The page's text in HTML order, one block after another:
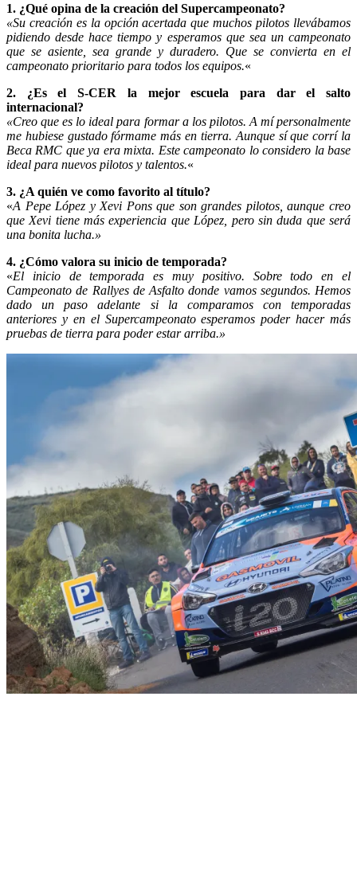
1. ¿Qué opina de la creación del Supercampeonato?
«Su creación es la opción acertada que muchos pilotos llevábamos
pidiendo desde hace tiempo y esperamos que sea un campeonato
que se asiente, sea grande y duradero. Que se convierta en el
campeonato prioritario para todos los equipos.«
2. ¿Es el S-CER la mejor escuela para dar el salto
internacional?
«Creo que es lo ideal para formar a los pilotos. A mí personalmente
me hubiese gustado fórmame más en tierra. Aunque sí que corrí la
Beca RMC que ya era mixta. Este campeonato lo considero la base
ideal para nuevos pilotos y talentos.«
3. ¿A quién ve como favorito al título?
«A Pepe López y Xevi Pons que son grandes pilotos, aunque creo
que Xevi tiene más experiencia que López, pero sin duda que será
una bonita lucha.»
4. ¿Cómo valora su inicio de temporada?
«El inicio de temporada es muy positivo. Sobre todo en el
Campeonato de Rallyes de Asfalto donde vamos segundos. Hemos
dado un paso adelante si la comparamos con temporadas
anteriores y en el Supercampeonato esperamos poder hacer más
pruebas de tierra para poder estar arriba.»